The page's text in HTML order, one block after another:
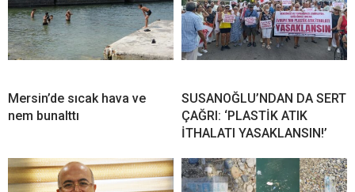
Mersin’de sıcak hava ve
nem bunalttı
SUSANOĞLU’NDAN DA SERT
ÇAĞRI: ‘PLASTİK ATIK
İTHALATI YASAKLANSIN!’